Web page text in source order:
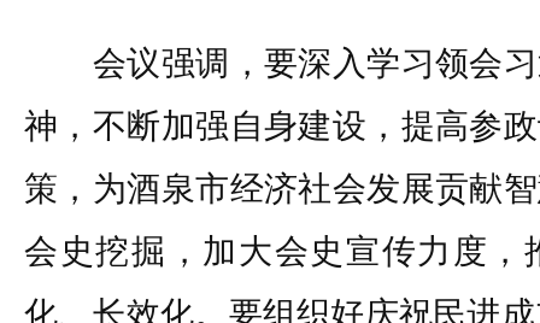
会议强调，要深入学习领会习
神，不断加强自身建设，提高参
策，为酒泉市经济社会发展贡献
会史挖掘，加大会史宣传力度，
化、长效化。要组织好庆祝民进